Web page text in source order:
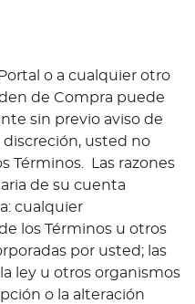
o a cualquier otro
de Compra puede
sin previo aviso de
discreción, usted no
Términos. Las razones
de su cuenta
cualquier
los Términos u otros
por usted; las
ley u otros organismos
o la alteración